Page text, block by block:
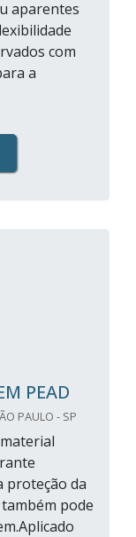
aparentes
com
a
PEAD
PAULO - SP
proteção da
pode